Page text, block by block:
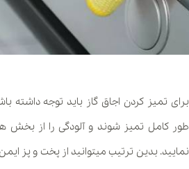
برای تمیز کردن اجاق گاز باید توجه
طور کامل تمیز شوند و آلودگی را از بخش
نمایید. بدین ترتیب میتوانید از پخت و پز